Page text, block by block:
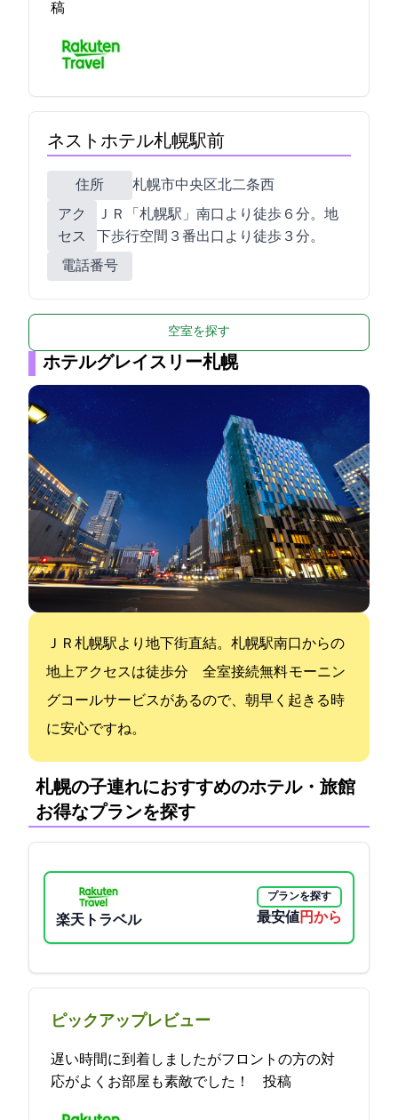
稿
ネストホテル札幌駅前
住所
札幌市中央区北二条西2-9
アク
セス
ＪＲ「札幌駅」南口より徒歩６分。地
下歩行空間３番出口より徒歩３分。
電話番号
空室を探す
ホテルグレイスリー札幌
ＪＲ札幌駅より地下街直結。JR札幌駅南口からの
地上アクセスは徒歩1分 全室wi-fi接続無料 モーニン
グコールサービスがあるので、朝早く起きる時
に安心ですね。
札幌の子連れにおすすめのホテル・旅館:
お得なプランを探す
楽天トラベル
プランを探す
最安値2900円から
ピックアップレビュー
遅い時間に到着しましたがフロントの方の対
応がよくお部屋も素敵でした！ 2021-12-16 16:10:13投稿